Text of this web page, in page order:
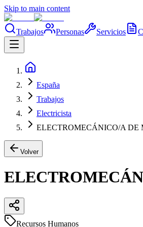
Skip to main content
Trabajos Personas Servicios
España
Trabajos
Electricista
ELECTROMECÁNICO/A
Volver
Recursos Humanos